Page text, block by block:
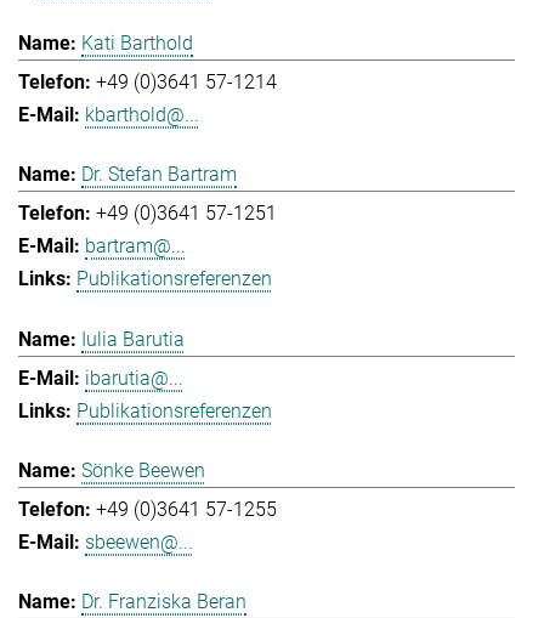
Kati Barthold
+49 (0)3641 57-1214
kbarthold@...
Dr. Stefan Bartram
+49 (0)3641 57-1251
bartram@...
Publikationsreferenzen
Iulia Barutia
ibarutia@...
Publikationsreferenzen
Sönke Beewen
+49 (0)3641 57-1255
sbeewen@...
Dr. Franziska Beran